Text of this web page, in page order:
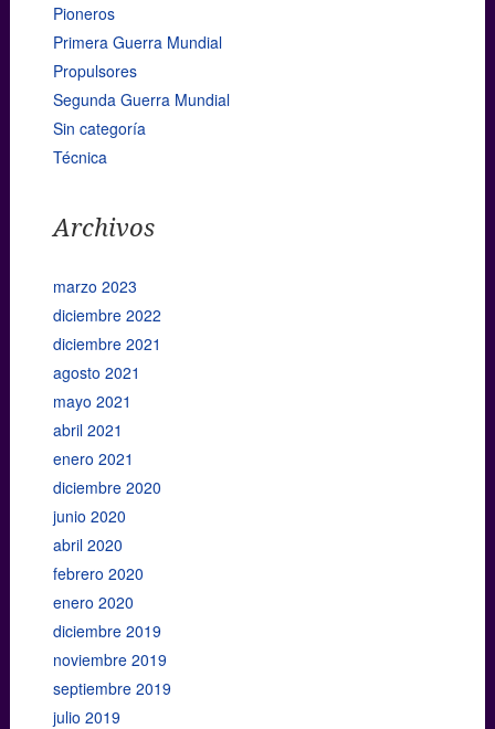
Pioneros
Primera Guerra Mundial
Propulsores
Segunda Guerra Mundial
Sin categoría
Técnica
Archivos
marzo 2023
diciembre 2022
diciembre 2021
agosto 2021
mayo 2021
abril 2021
enero 2021
diciembre 2020
junio 2020
abril 2020
febrero 2020
enero 2020
diciembre 2019
noviembre 2019
septiembre 2019
julio 2019